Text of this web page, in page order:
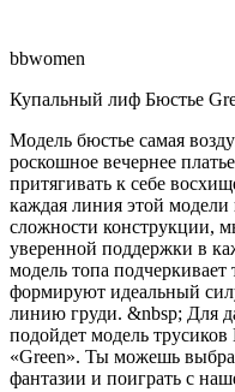
bbwomen
Купальный лиф Бюстье
Модель бюстье самая
роскошное вечернее
притягивать к себе
каждая линия этой
сложности конструкции,
уверенной поддержки в
модель топа
формируют идеальный
линию груди. &nbsp; Для
подойдет модель
«Green». Ты можешь
фантазии и поиграть с